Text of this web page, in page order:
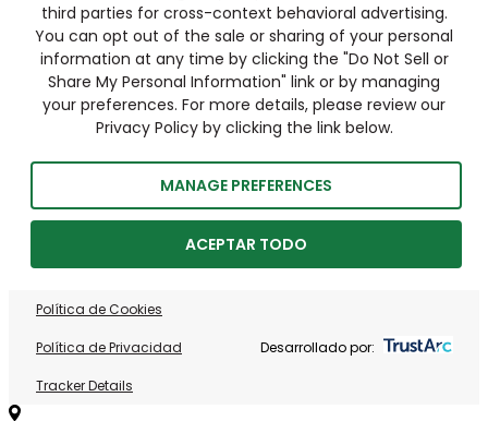
third parties for cross-context behavioral advertising.
You can opt out of the sale or sharing of your personal
information at any time by clicking the "Do Not Sell or
Share My Personal Information" link or by managing
your preferences. For more details, please review our
Privacy Policy by clicking the link below.
MANAGE PREFERENCES
ACEPTAR TODO
Política de Cookies
Política de Privacidad
Tracker Details
Desarrollado por: